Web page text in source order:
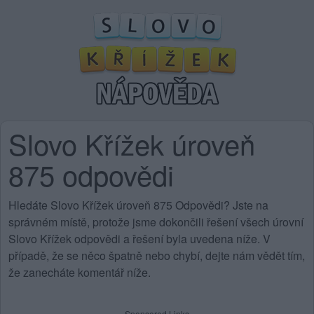
Slovo Křížek úroveň
875 odpovědi
Hledáte Slovo Křížek úroveň 875 Odpovědi? Jste na
správném místě, protože jsme dokončili řešení všech úrovní
Slovo Křížek odpovědi a řešení byla uvedena níže. V
případě, že se něco špatně nebo chybí, dejte nám vědět tím,
že zanecháte komentář níže.